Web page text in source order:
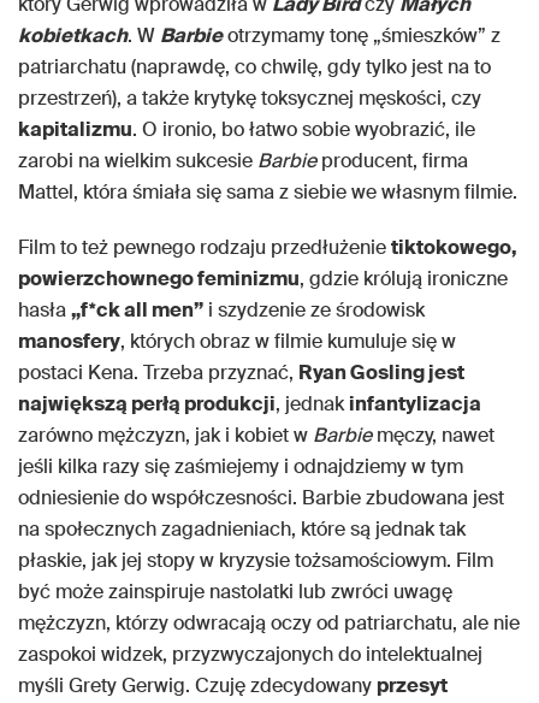
kobietkach. W Barbieotrzymamy tonę „śmieszków” z
patriarchatu (naprawdę, co chwilę, gdy tylko jest na to
przestrzeń), a także krytykę toksycznej męskości, czy
kapitalizmu. O ironio, bo łatwo sobie wyobrazić, ile
zarobi na wielkim sukcesie Barbieproducent, firma
Mattel, która śmiała się sama z siebie we własnym filmie.
Film to też pewnego rodzaju przedłużenietiktokowego,
powierzchownego feminizmu, gdzie królują ironiczne
hasła„f*ck all men” i szydzenie ze środowisk
manosfery, których obraz w filmie kumuluje się w
postaci Kena. Trzeba przyznać, Ryan Gosling jest
największą perłą produkcji, jednakinfantylizacja
zarówno mężczyzn, jak i kobiet w Barbiemęczy, nawet
jeśli kilka razy się zaśmiejemy i odnajdziemy w tym
odniesienie do współczesności. Barbie zbudowana jest
na społecznych zagadnieniach, które są jednak tak
płaskie, jak jej stopy w kryzysie tożsamościowym. Film
być może zainspiruje nastolatki lub zwróci uwagę
mężczyzn, którzy odwracają oczy od patriarchatu, ale nie
zaspokoi widzek, przyzwyczajonych do intelektualnej
myśli Grety Gerwig. Czuję zdecydowany przesyt